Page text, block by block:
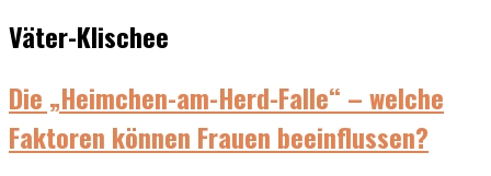
Väter-Klischee
Die „Heimchen-am-Herd-Falle“ – welche
Faktoren können Frauen beeinflussen?